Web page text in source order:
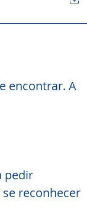
encontrar. A
pedir
reconhecer